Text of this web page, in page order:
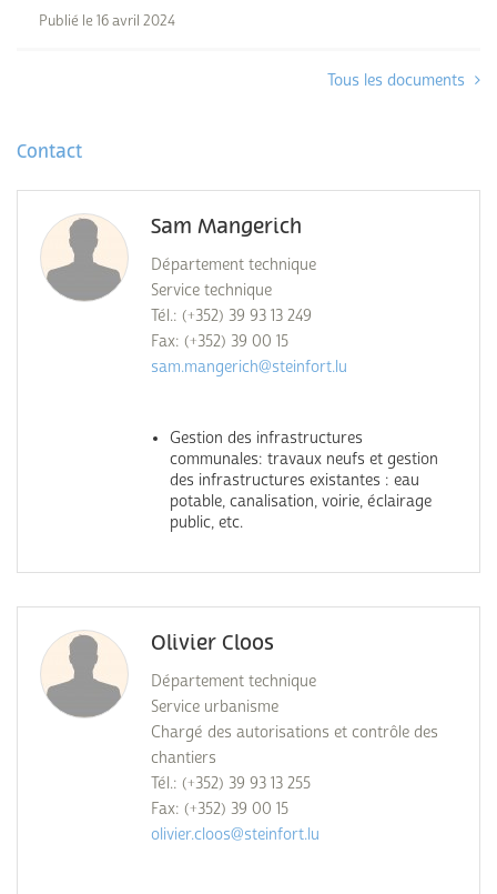
Publié le 16 avril 2024
Tous les documents
Contact
Sam Mangerich
Département technique
Service technique
Tél.: (+352) 39 93 13 249
Fax: (+352) 39 00 15
sam.mangerich@steinfort.lu
Gestion des infrastructures
communales: travaux neufs et gestion
des infrastructures existantes : eau
potable, canalisation, voirie, éclairage
public, etc.
Olivier Cloos
Département technique
Service urbanisme
Chargé des autorisations et contrôle des
chantiers
Tél.: (+352) 39 93 13 255
Fax: (+352) 39 00 15
olivier.cloos@steinfort.lu